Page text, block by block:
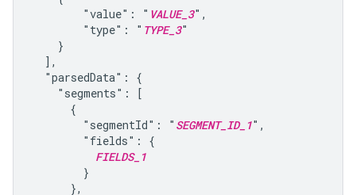
        "value": "
VALUE_3",
        "type": "
TYPE_3"
    }
  ],
  "parsedData": {
    "segments": [
      {
        "segmentId": "
SEGMENT_ID_1",
        "fields": {
FIELDS_1
        }
      },